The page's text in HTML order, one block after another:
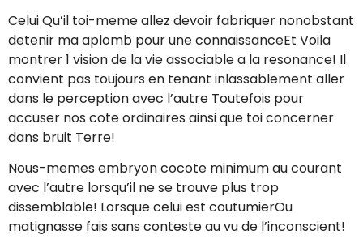
Celui Qu’il toi-meme allez devoir fabriquer nonobstant
detenir ma aplomb pour une connaissanceEt Voila
montrer 1 vision de la vie associable a la resonance! Il
convient pas toujours en tenant inlassablement aller
dans le perception avec l’autre Toutefois pour
accuser nos cote ordinaires ainsi que toi concerner
dans bruit Terre!
Nous-memes embryon cocote minimum au courant
avec l’autre lorsqu’il ne se trouve plus trop
dissemblable! Lorsque celui est coutumierOu
matignasse fais sans conteste au vu de l’inconscient!